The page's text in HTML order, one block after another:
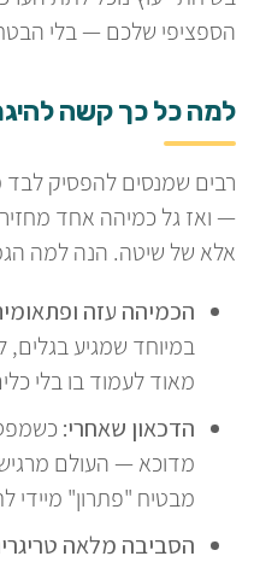
הספציפי שלכם — בלי
למה כל כך קשה
רבים שמנסים להפסיק לבד
— ואז גל כמיהה אחד
אלא של שיטה. הנה למה
הכמיהה עזה
במיוחד שמגיע בגלים,
מאוד לעמוד בו בלי
הדכאון שאחרי:
מדוכא — העולם
מבטיח "פתרון" מיידי
הסביבה מלאה